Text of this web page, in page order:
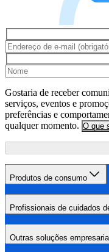
Gostaria de receber
serviços, eventos e
preferências e
qualquer momento. O que
Produtos de consumo
Profissionais de cuidados
Outras soluções